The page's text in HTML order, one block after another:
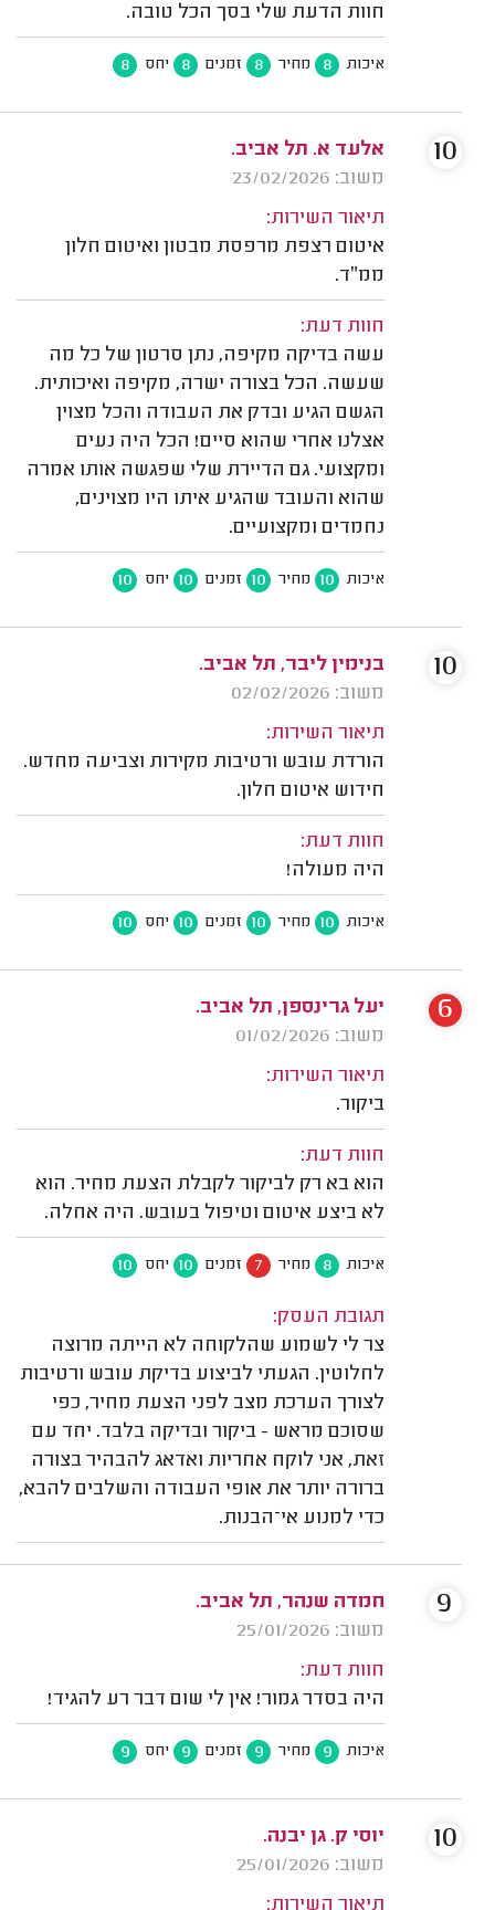
חוות הדעת שלי בסך הכל טובה.
איכות 8 מחיר 8 זמנים 8 יחס 8
אלעד א. תל אביב.
משוב: 23/02/2026
תיאור השירות:
איטום רצפת מרפסת מבטון ואיטום חלון
ממ״ד.
חוות דעת:
עשה בדיקה מקיפה, נתן סרטון של כל מה
שעשה. הכל בצורה ישרה, מקיפה ואיכותית.
הגשם הגיע ובדק את העבודה והכל מצוין
אצלנו אחרי שהוא סיים! הכל היה נעים
ומקצועי. גם הדיירת שלי שפגשה אותו אמרה
שהוא והעובד שהגיע איתו היו מצוינים,
נחמדים ומקצועיים.
איכות 10 מחיר 10 זמנים 10 יחס 10
10
בנימין ליבר, תל אביב.
משוב: 02/02/2026
תיאור השירות:
הורדת עובש ורטיבות מקירות וצביעה מחדש.
חידוש איטום חלון.
חוות דעת:
היה מעולה!
איכות 10 מחיר 10 זמנים 10 יחס 10
10
יעל גרינספן, תל אביב.
משוב: 01/02/2026
תיאור השירות:
ביקור.
חוות דעת:
הוא בא רק לביקור לקבלת הצעת מחיר. הוא
לא ביצע איטום וטיפול בעובש. היה אחלה.
איכות 8 מחיר 7 זמנים 10 יחס 10
תגובת העסק:
צר לי לשמוע שהלקוחה לא הייתה מרוצה
לחלוטין. הגעתי לביצוע בדיקת עובש ורטיבות
לצורך הערכת מצב לפני הצעת מחיר, כפי
שסוכם מראש - ביקור ובדיקה בלבד. יחד עם
זאת, אני לוקח אחריות ואדאג להבהיר בצורה
ברורה יותר את אופי העבודה והשלבים להבא,
כדי למנוע אי־הבנות.
6
חמדה שנהר, תל אביב.
משוב: 25/01/2026
חוות דעת:
היה בסדר גמור! אין לי שום דבר רע להגיד!
איכות 9 מחיר 9 זמנים 9 יחס 9
9
יוסי ק. גן יבנה.
משוב: 25/01/2026
10